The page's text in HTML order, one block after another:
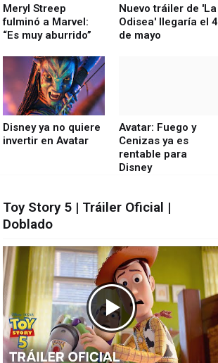
Meryl Streep
fulminó a Marvel:
“Es muy aburrido”
Nuevo tráiler de 'La
Odisea' llegaría el 4
de mayo
Disney ya no quiere
invertir en Avatar
Avatar: Fuego y
Cenizas ya es
rentable para
Disney
Toy Story 5 | Tráiler Oficial |
Doblado